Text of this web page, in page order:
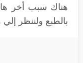
هناك سبب أخر
بالطبع ولننظر